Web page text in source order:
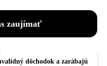
zaujímať
dôchodok a zarábajú